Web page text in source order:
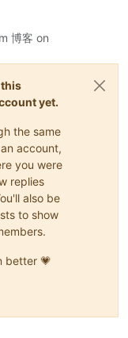
博客 on
yet.
the same
account,
you were
replies
also be
to show
better 💗